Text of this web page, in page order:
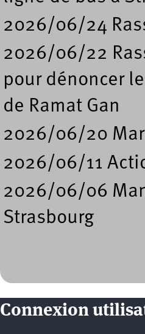
2026/06/24
2026/06/22
pour dénoncer
de Ramat Gan
2026/06/20
2026/06/11
2026/06/06
Strasbourg
Connexion